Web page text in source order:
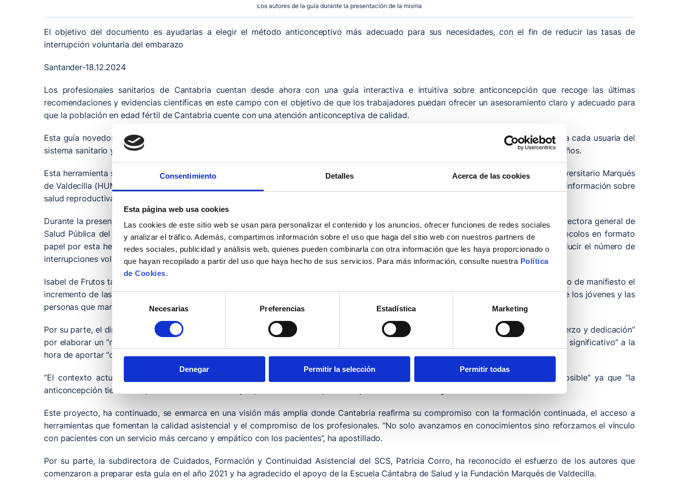
Consentimiento Detalles Acerca de las cookies
Esta página web usa cookies
Las cookies de este sitio web se usan para personalizar el contenido y los anuncios, ofrecer funciones de redes sociales
y analizar el tráfico. Además, compartimos información sobre el uso que haga del sitio web con nuestros partners de
redes sociales, publicidad y análisis web, quienes pueden combinarla con otra información que les haya proporcionado o
que hayan recopilado a partir del uso que haya hecho de sus servicios. Para más información, consulte nuestra Política
de Cookies.
de
consentimiento
Necesarias Preferencias Estadística Marketing
Denegar Permitir la selección Permitir todas
Los autores de la guía durante la presentación de la misma
El objetivo del documento es ayudarlas a elegir el método anticonceptivo más adecuado para sus necesidades, con el fin de reducir las tasas de
interrupción voluntaria del embarazo
Santander-18.12.2024
Los profesionales sanitarios de Cantabria cuentan desde ahora con una guía interactiva e intuitiva sobre anticoncepción que recoge las últimas
recomendaciones y evidencias científicas en este campo con el objetivo de que los trabajadores puedan ofrecer un asesoramiento claro y adecuado para
que la población en edad fértil de Cantabria cuente con una atención anticonceptiva de calidad.
Esta guía novedosa destinada a los profesionales tiene como objetivo facilitar la elección de los mejores métodos anticonceptivos para cada usuaria del
sistema sanitario y resolver sus dudas. Además de paliar el aumento en las tasas de interrupción voluntaria del embarazo de los últimos años.
Esta herramienta se ha presentado oficialmente este martes en una jornada técnica celebrada en el Salón Gómez Durán del Hospital Universitario Marqués
de Valdecilla (HUMV), donde los presentes han coincidido en señalar su manejo sencillo que permite acceder en tiempo récord a toda la información sobre
salud reproductiva.
Durante la presentación del documento, impulsado por la Subdirección de Cuidados, Formación y Continuidad Asistencial del SCS, la directora general de
Salud Pública del Gobierno de Cantabria, Isabel de Frutos, ha considerado “un salto cualitativo” sustituir las tradicionales guías y protocolos en formato
papel por esta herramienta digital que, en sus palabras, supone “una gran oportunidad” a la hora de informar mejor a las usuarias y reducir el número de
interrupciones voluntarias del embarazo.
Isabel de Frutos también ha hecho referencia a la reciente jornada sobre VIH que se celebró el pasado 3 de diciembre y en la que se puso de manifiesto el
incremento de las infecciones de transmisión sexual, recordando la importancia de fomentar el uso del preservativo, especialmente entre los jóvenes y las
personas que mantengan relaciones sexuales de riesgo.
Por su parte, el director de Enfermería del HUMV, Luis Mariano López, ha agradecido a los autores y colaboradores de esta guía “su esfuerzo y dedicación”
por elaborar un “material innovador y de gran utilidad” para todos los profesionales sanitarios. Lo que supone –ha añadido– “un avance significativo” a la
hora de aportar “contenido actualizado y basado en evidencia científica”.
“El contexto actual nos exige estar actualizados y tener el conocimiento y las estrategias para ofrecer a los pacientes lo mejor posible” ya que “la
anticoncepción tiene un impacto en la salud sexual y reproductiva de las personas y en su bienestar integral”.
Este proyecto, ha continuado, se enmarca en una visión más amplia donde Cantabria reafirma su compromiso con la formación continuada, el acceso a
herramientas que fomentan la calidad asistencial y el compromiso de los profesionales. “No solo avanzamos en conocimientos sino reforzamos el vínculo
con pacientes con un servicio más cercano y empático con los pacientes”, ha apostillado.
Por su parte, la subdirectora de Cuidados, Formación y Continuidad Asistencial del SCS, Patricia Corro, ha reconocido el esfuerzo de los autores que
comenzaron a preparar esta guía en el año 2021 y ha agradecido el apoyo de la Escuela Cántabra de Salud y la Fundación Marqués de Valdecilla.